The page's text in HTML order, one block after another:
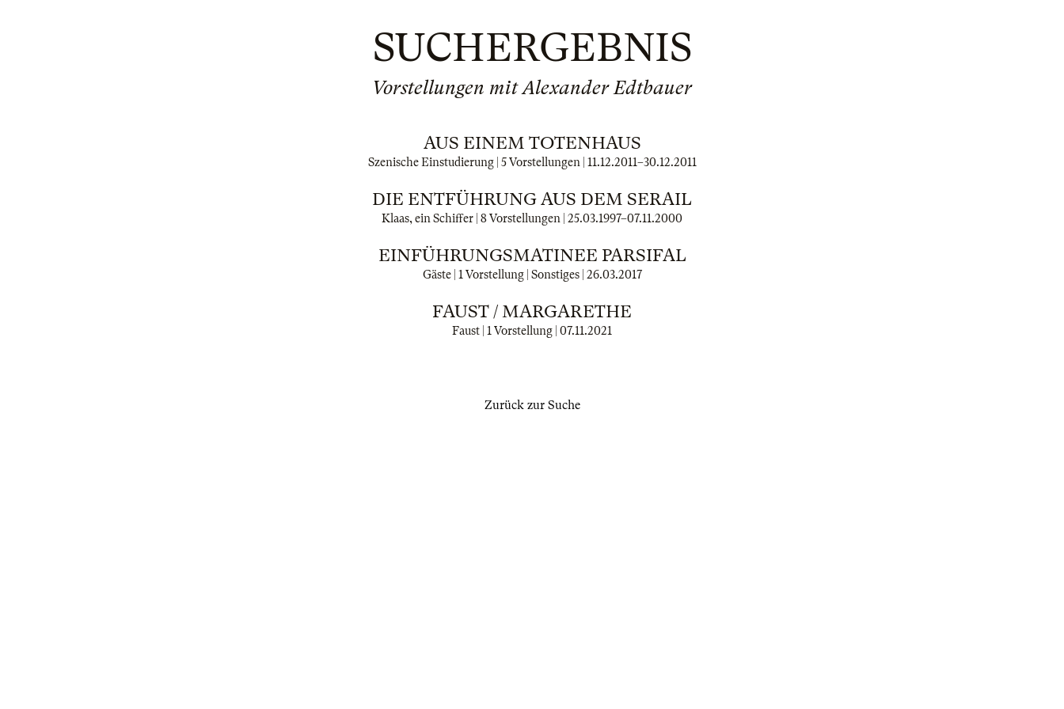
SUCHERGEBNIS
Vorstellungen mit Alexander Edtbauer
AUS EINEM TOTENHAUS
Szenische Einstudierung | 5 Vorstellungen | 11.12.2011–30.12.2011
DIE ENTFÜHRUNG AUS DEM SERAIL
Klaas, ein Schiffer | 8 Vorstellungen | 25.03.1997–07.11.2000
EINFÜHRUNGSMATINEE PARSIFAL
Gäste | 1 Vorstellung | Sonstiges | 26.03.2017
FAUST / MARGARETHE
Faust | 1 Vorstellung | 07.11.2021
Zurück zur Suche